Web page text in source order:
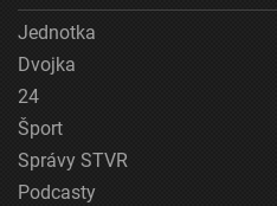
Jednotka
Dvojka
24
Šport
Správy STVR
Podcasty